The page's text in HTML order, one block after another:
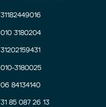
31182449016
010 3180204
31202159431
010-3180025
06 84134140
31 85 087 26 13